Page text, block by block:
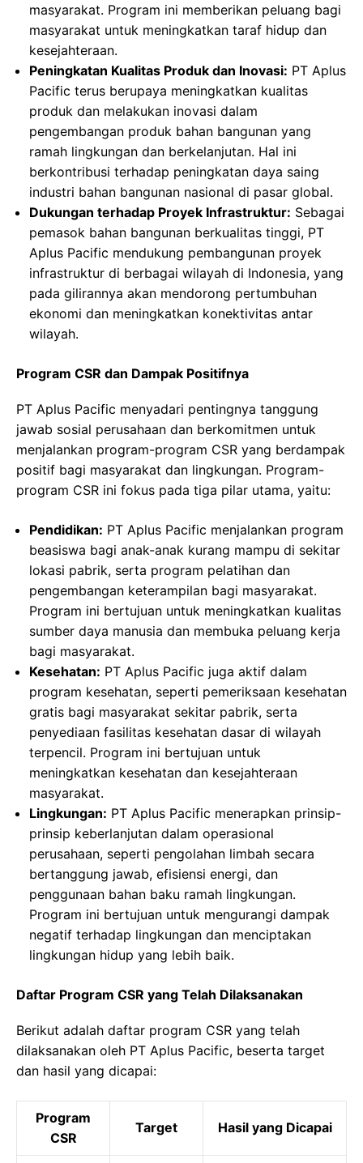
masyarakat. Program ini memberikan peluang bagi
masyarakat untuk meningkatkan taraf hidup dan
kesejahteraan.
Peningkatan Kualitas Produk dan Inovasi: PT Aplus
Pacific terus berupaya meningkatkan kualitas
produk dan melakukan inovasi dalam
pengembangan produk bahan bangunan yang
ramah lingkungan dan berkelanjutan. Hal ini
berkontribusi terhadap peningkatan daya saing
industri bahan bangunan nasional di pasar global.
Dukungan terhadap Proyek Infrastruktur: Sebagai
pemasok bahan bangunan berkualitas tinggi, PT
Aplus Pacific mendukung pembangunan proyek
infrastruktur di berbagai wilayah di Indonesia, yang
pada gilirannya akan mendorong pertumbuhan
ekonomi dan meningkatkan konektivitas antar
wilayah.
Program CSR dan Dampak Positifnya
PT Aplus Pacific menyadari pentingnya tanggung
jawab sosial perusahaan dan berkomitmen untuk
menjalankan program-program CSR yang berdampak
positif bagi masyarakat dan lingkungan. Program-
program CSR ini fokus pada tiga pilar utama, yaitu:
Pendidikan: PT Aplus Pacific menjalankan program
beasiswa bagi anak-anak kurang mampu di sekitar
lokasi pabrik, serta program pelatihan dan
pengembangan keterampilan bagi masyarakat.
Program ini bertujuan untuk meningkatkan kualitas
sumber daya manusia dan membuka peluang kerja
bagi masyarakat.
Kesehatan: PT Aplus Pacific juga aktif dalam
program kesehatan, seperti pemeriksaan kesehatan
gratis bagi masyarakat sekitar pabrik, serta
penyediaan fasilitas kesehatan dasar di wilayah
terpencil. Program ini bertujuan untuk
meningkatkan kesehatan dan kesejahteraan
masyarakat.
Lingkungan: PT Aplus Pacific menerapkan prinsip-
prinsip keberlanjutan dalam operasional
perusahaan, seperti pengolahan limbah secara
bertanggung jawab, efisiensi energi, dan
penggunaan bahan baku ramah lingkungan.
Program ini bertujuan untuk mengurangi dampak
negatif terhadap lingkungan dan menciptakan
lingkungan hidup yang lebih baik.
Daftar Program CSR yang Telah Dilaksanakan
Berikut adalah daftar program CSR yang telah
dilaksanakan oleh PT Aplus Pacific, beserta target
dan hasil yang dicapai:
Program
CSR
Target Hasil yang Dicapai